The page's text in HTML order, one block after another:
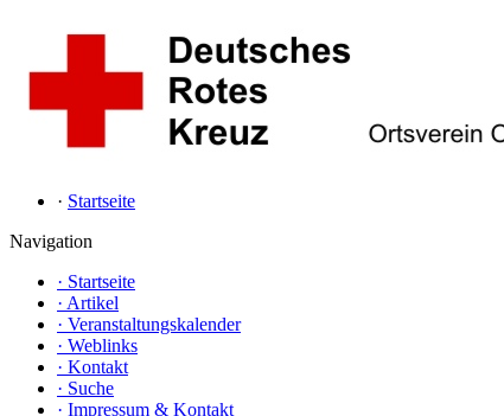
· Startseite
Navigation
· Startseite
· Artikel
· Veranstaltungskalender
· Weblinks
· Kontakt
· Suche
· Impressum & Kontakt